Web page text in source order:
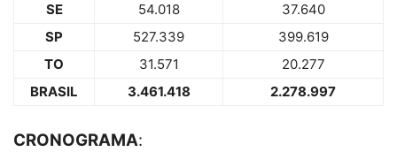
SE
54.018
37.640
SP
527.339
399.619
TO
31.571
20.277
BRASIL
3.461.418 2.278.997
CRONOGRAMA: